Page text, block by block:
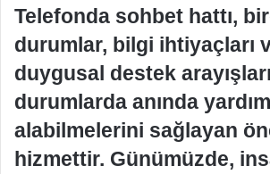
Telefonda sohbet hattı,
durumlar, bilgi ihtiyaçları
duygusal destek
durumlarda anında yardım
alabilmelerini sağlayan
hizmettir. Günümüzde,